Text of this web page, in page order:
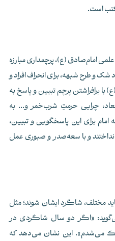
است.
امام‌صادق (ع)، پرچمداری مبارزه
و طرح شبهه، برای انحراف افراد و
با برافراشتن پرچم تبیین و پاسخ به
چرایی حرمتِ شرب‌خمر و... به
امام برای این پاسخگویی و تبیین،
و با سعه‌صدر و صبوری عمل
مختلف، شاگرد ایشان شوند؛ مثل
می‌گوید: «اگر دو سال شاگردی در
می‌شدم». این نشان می‌دهد که